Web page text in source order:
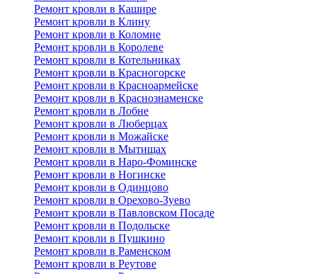
Ремонт кровли в Кашире
Ремонт кровли в Клину
Ремонт кровли в Коломне
Ремонт кровли в Королеве
Ремонт кровли в Котельниках
Ремонт кровли в Красногорске
Ремонт кровли в Красноармейске
Ремонт кровли в Краснознаменске
Ремонт кровли в Лобне
Ремонт кровли в Люберцах
Ремонт кровли в Можайске
Ремонт кровли в Мытищах
Ремонт кровли в Наро-Фоминске
Ремонт кровли в Ногинске
Ремонт кровли в Одинцово
Ремонт кровли в Орехово-Зуево
Ремонт кровли в Павловском Посаде
Ремонт кровли в Подольске
Ремонт кровли в Пушкино
Ремонт кровли в Раменском
Ремонт кровли в Реутове